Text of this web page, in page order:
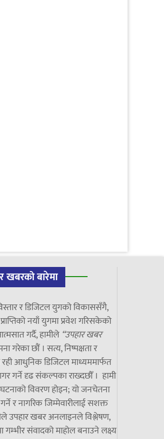
खबरको बारेमा
र डिजिटल युगको विकाससँगै,
नयाँ युगमा प्रवेश गरिसकेको
गर्दै, हामीले“उपहार खबर
गरेका छौं । सत्य, निष्पक्षता र
रही आधुनिक डिजिटल माध्यममार्फत
गर्ने दृढ संकल्पका राख्दछौँ । हामी
विवरण होइन; यो जनचेतना
र नागरिक जिम्मेवारीलाई सशक्त
उपहार खबर अनलाइनले विश्लेषण,
गम्भीर संवादको माहोल बनाउने लक्ष्य